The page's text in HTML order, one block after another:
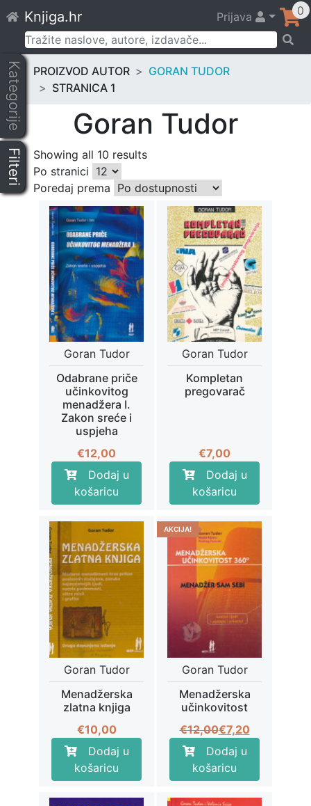
to
content
Knjiga.hr Prijava 0
Pretraži:
Kategorije
Filteri
PROIZVOD AUTOR
GORAN TUDOR
STRANICA 1
Goran Tudor
Showing all 10 results
Po stranici
Poredaj prema
Goran Tudor
Odabrane priče
učinkovitog
menadžera I.
Zakon sreće i
uspjeha
€12,00
Dodaj u
košaricu
Goran Tudor
Kompletan
pregovarač
€7,00
Dodaj u
košaricu
Goran Tudor
Menadžerska
zlatna knjiga
€10,00
Dodaj u
košaricu
AKCIJA!
Goran Tudor
Menadžerska
učinkovitost
€12,00Izvorna
cijena
bila
je:
€12,00.
€7,20
Trenutna
cijena
je:
€7,20.
Dodaj u
košaricu